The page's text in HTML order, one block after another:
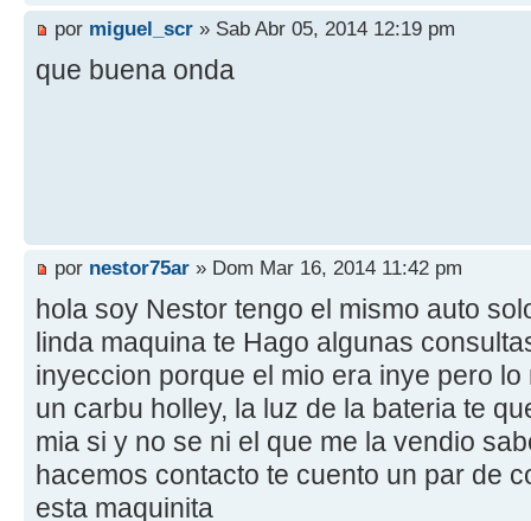
por miguel_scr » Sab Abr 05, 2014 12:19 pm
que buena onda
por nestor75ar » Dom Mar 16, 2014 11:42 pm
hola soy Nestor tengo el mismo auto
linda maquina te Hago algunas
inyeccion porque el mio era inye pero
un carbu holley, la luz de la bateria te
mia si y no se ni el que me la vendio
hacemos contacto te cuento un par de
esta maquinita